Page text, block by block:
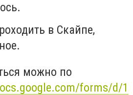
в Скайпе,
можно по
forms/d/1